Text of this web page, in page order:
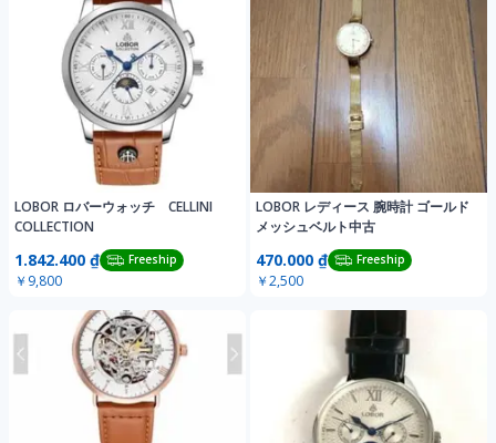
LOBOR ロバーウォッチ CELLINI
COLLECTION
1.842.400 ₫ Freeship
￥9,800
LOBOR レディース 腕時計 ゴールド
メッシュベルト中古
470.000 ₫ Freeship
￥2,500